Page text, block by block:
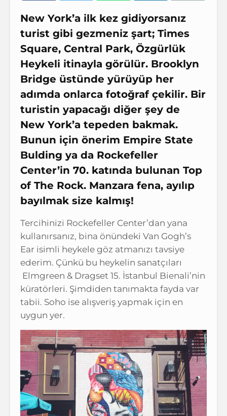
New York’a ilk kez gidiyorsanız
turist gibi gezmeniz şart; Times
Square, Central Park, Özgürlük
Heykeli itinayla görülür. Brooklyn
Bridge üstünde yürüyüp her
adımda onlarca fotoğraf çekilir. Bir
turistin yapacağı diğer şey de
New York’a tepeden bakmak.
Bunun için önerim Empire State
Bulding ya da Rockefeller
Center’in 70. katında bulunan Top
of The Rock. Manzara fena, ayılıp
bayılmak size kalmış!
Tercihinizi Rockefeller Center’dan yana
kullanırsanız, bina önündeki Van Gogh’s
Ear isimli heykele göz atmanızı tavsiye
ederim. Çünkü bu heykelin sanatçıları
Elmgreen & Dragset 15. İstanbul Bienali’nin
küratörleri. Şimdiden tanımakta fayda var
tabii. Soho ise alışveriş yapmak için en
uygun yer.